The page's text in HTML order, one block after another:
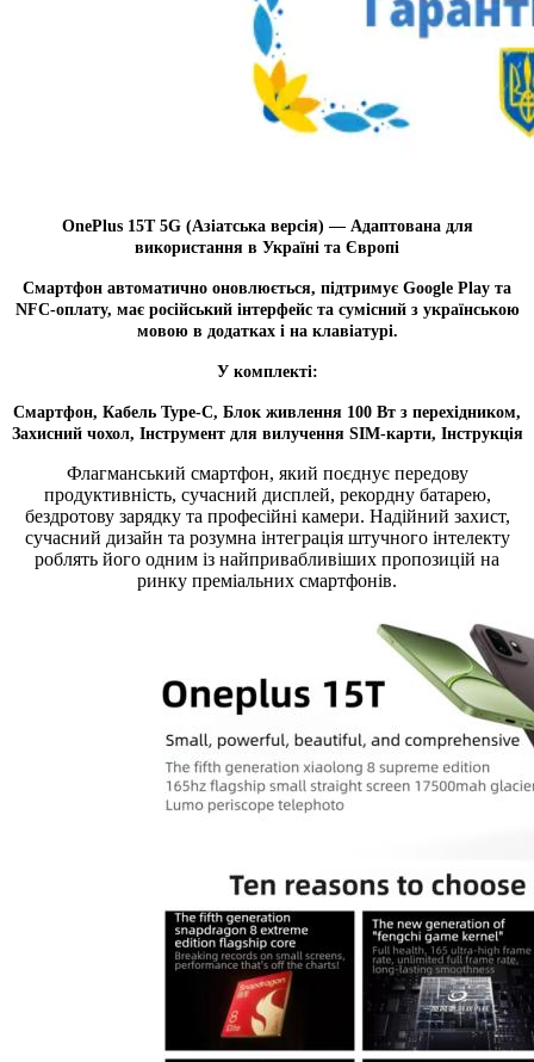
OnePlus 15T 5G (Азіатська версія) — Адаптована для
використання в Україні та Європі
Смартфон автоматично оновлюється, підтримує Google Play та
NFC-оплату, має російський інтерфейс та сумісний з українською
мовою в додатках і на клавіатурі.
У комплекті:
Смартфон, Кабель Type-C, Блок живлення 100 Вт з перехідником,
Захисний чохол, Інструмент для вилучення SIM-карти, Інструкція
Флагманський смартфон, який поєднує передову
продуктивність, сучасний дисплей, рекордну батарею,
бездротову зарядку та професійні камери. Надійний захист,
сучасний дизайн та розумна інтеграція штучного інтелекту
роблять його одним із найпривабливіших пропозицій на
ринку преміальних смартфонів.